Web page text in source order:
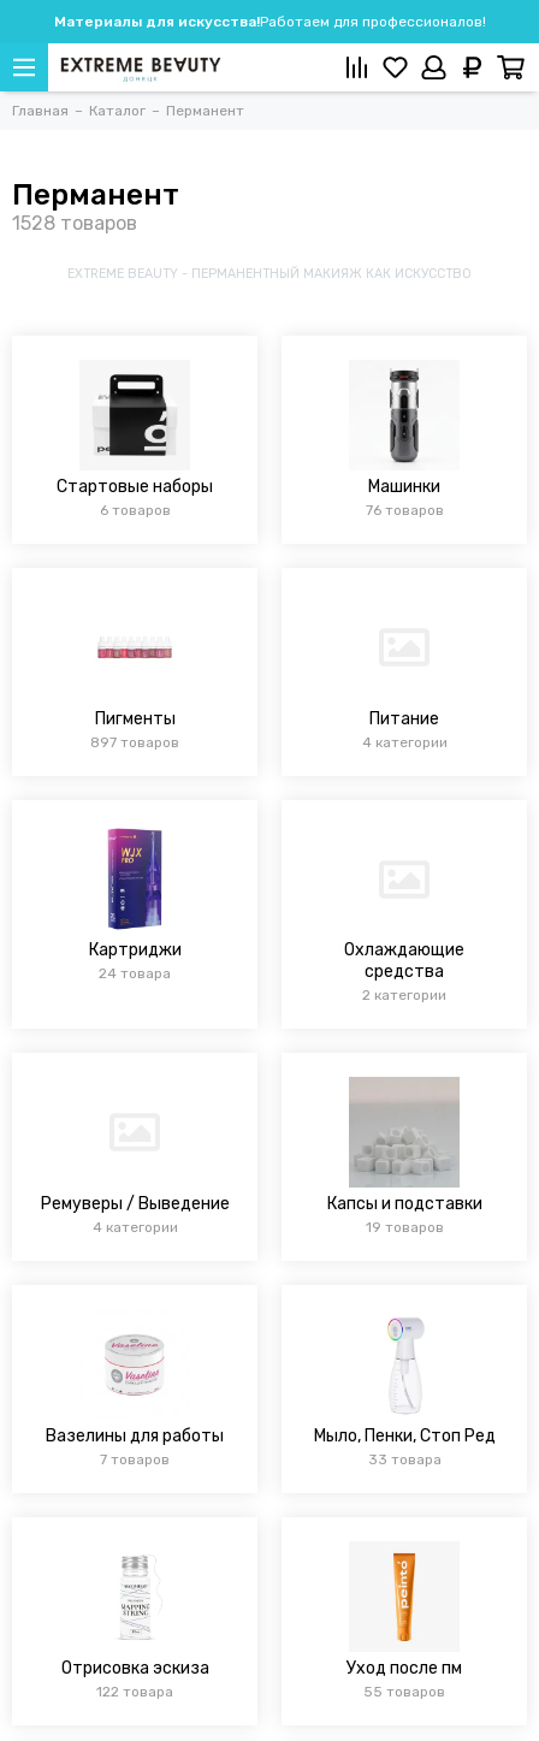
Материалы для искусства!Работаем для профессионалов!
Главная Каталог Перманент
Перманент
EXTREME BEAUTY - ПЕРМАНЕНТНЫЙ МАКИЯЖ КАК ИСКУССТВО
Стартовые наборы
6 товаров
Машинки
76 товаров
Пигменты
897 товаров
Питание
4 категории
Картриджи
24 товара
Охлаждающие
средства
2 категории
Ремуверы / Выведение
4 категории
Капсы и подставки
19 товаров
Вазелины для работы
7 товаров
Мыло, Пенки, Стоп Ред
33 товара
Отрисовка эскиза
122 товара
Уход после пм
55 товаров